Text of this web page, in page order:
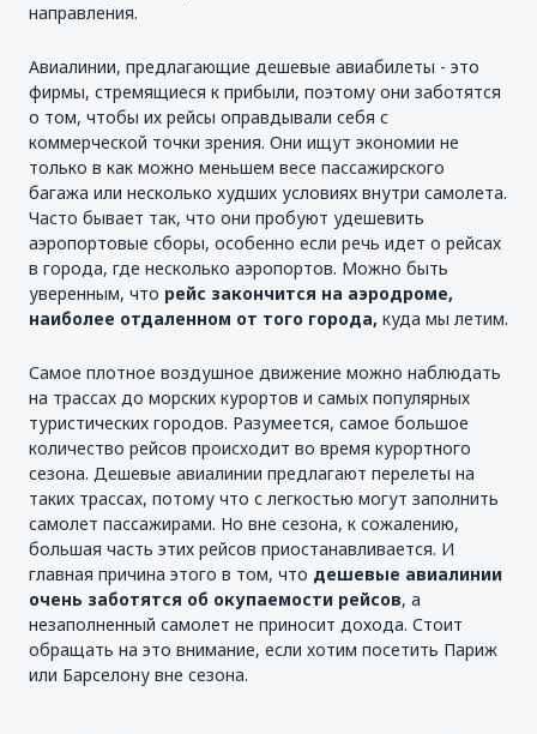
направления.
Авиалинии, предлагающие дешевые авиабилеты - это
фирмы, стремящиеся к прибыли, поэтому они заботятся
о том, чтобы их рейсы оправдывали себя с
коммерческой точки зрения. Они ищут экономии не
только в как можно меньшем весе пассажирского
багажа или несколько худших условиях внутри самолета.
Часто бывает так, что они пробуют удешевить
аэропортовые сборы, особенно если речь идет о рейсах
в города, где несколько аэропортов. Можно быть
уверенным, что рейс закончится на аэродроме,
наиболее отдаленном от того города, куда мы летим.
Самое плотное воздушное движение можно наблюдать
на трассах до морских курортов и самых популярных
туристических городов. Разумеется, самое большое
количество рейсов происходит во время курортного
сезона. Дешевые авиалинии предлагают перелеты на
таких трассах, потому что с легкостью могут заполнить
самолет пассажирами. Но вне сезона, к сожалению,
большая часть этих рейсов приостанавливается. И
главная причина этого в том, что дешевые авиалинии
очень заботятся об окупаемости рейсов, а
незаполненный самолет не приносит дохода. Стоит
обращать на это внимание, если хотим посетить Париж
или Барселону вне сезона.